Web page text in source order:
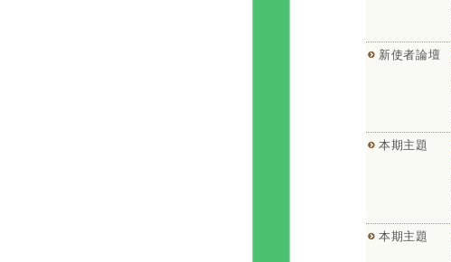
新使者論壇
本期主題
本期主題